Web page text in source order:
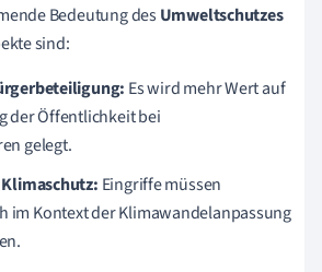
Bedeutung desUmweltschutzes
sind:
Es wird mehr Wert auf
der Öffentlichkeit bei
gelegt.
Eingriffe müssen
im Kontext der Klimawandelanpassung